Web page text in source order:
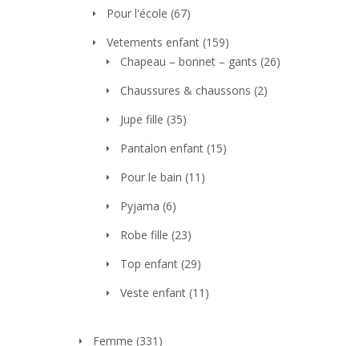
Pour l'école (67)
Vetements enfant (159)
Chapeau – bonnet – gants (26)
Chaussures & chaussons (2)
Jupe fille (35)
Pantalon enfant (15)
Pour le bain (11)
Pyjama (6)
Robe fille (23)
Top enfant (29)
Veste enfant (11)
Femme (331)